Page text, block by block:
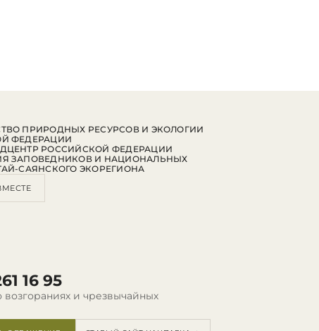
16 95
и чрезвычайных
ПРИРОДНЫХ РЕСУРСОВ И ЭКОЛОГИИ
ФЕДЕРАЦИИ
РОССИЙСКОЙ ФЕДЕРАЦИИ
ЗАПОВЕДНИКОВ И НАЦИОНАЛЬНЫХ
САЯНСКОГО ЭКОРЕГИОНА